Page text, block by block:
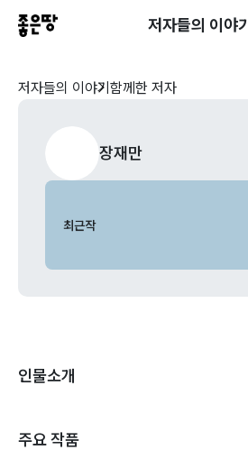
저자들의 이야기
저자들의 이야기 함께한 저자
장재만
최근작
인물소개
주요 작품